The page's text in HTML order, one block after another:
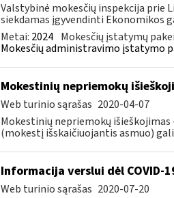
Valstybinė mokesčių inspekcija prie
siekdamas įgyvendinti Ekonomikos
Metai: 2024 Mokesčių įstatymų
Mokesčių administravimo įstatymo
Mokestinių nepriemokų
Web turinio sąrašas 2020-04-07
Mokestinių nepriemokų
(mokestį išskaičiuojantis asmuo)
Informacija verslui dėl COVID-
Web turinio sąrašas 2020-07-20